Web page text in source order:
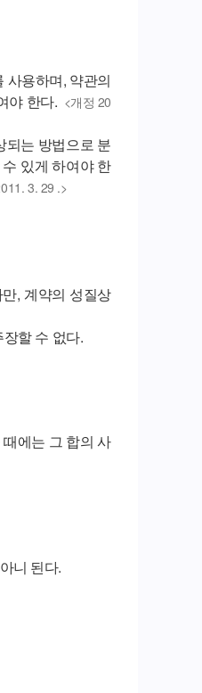
용하며, 약관의
야 한다. <개정 20
는 방법으로 분
있게 하여야 한
3. 29 .>
, 계약의 성질상
할 수 없다.
에는 그 합의 사
니 된다.